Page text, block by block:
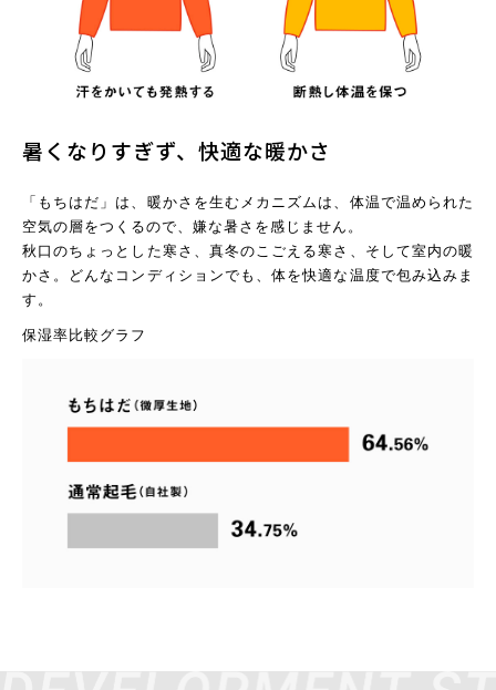
暑くなりすぎず、快適な暖かさ
「もちはだ」は、暖かさを生むメカニズムは、体温で温められた
空気の層をつくるので、嫌な暑さを感じません。
秋口のちょっとした寒さ、真冬のこごえる寒さ、そして室内の暖
かさ。どんなコンディションでも、体を快適な温度で包み込みま
す。
保湿率比較グラフ